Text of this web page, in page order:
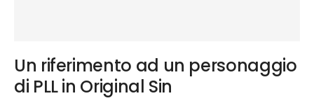
Un riferimento ad un personaggio
di PLL in Original Sin